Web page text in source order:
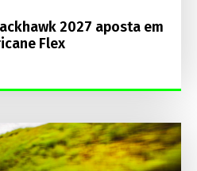
2027 aposta em
Flex